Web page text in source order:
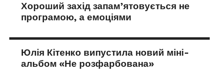
Хороший захід запам’ятовується не
програмою, а емоціями
Юлія Кітенко випустила новий міні-
альбом «Не розфарбована»